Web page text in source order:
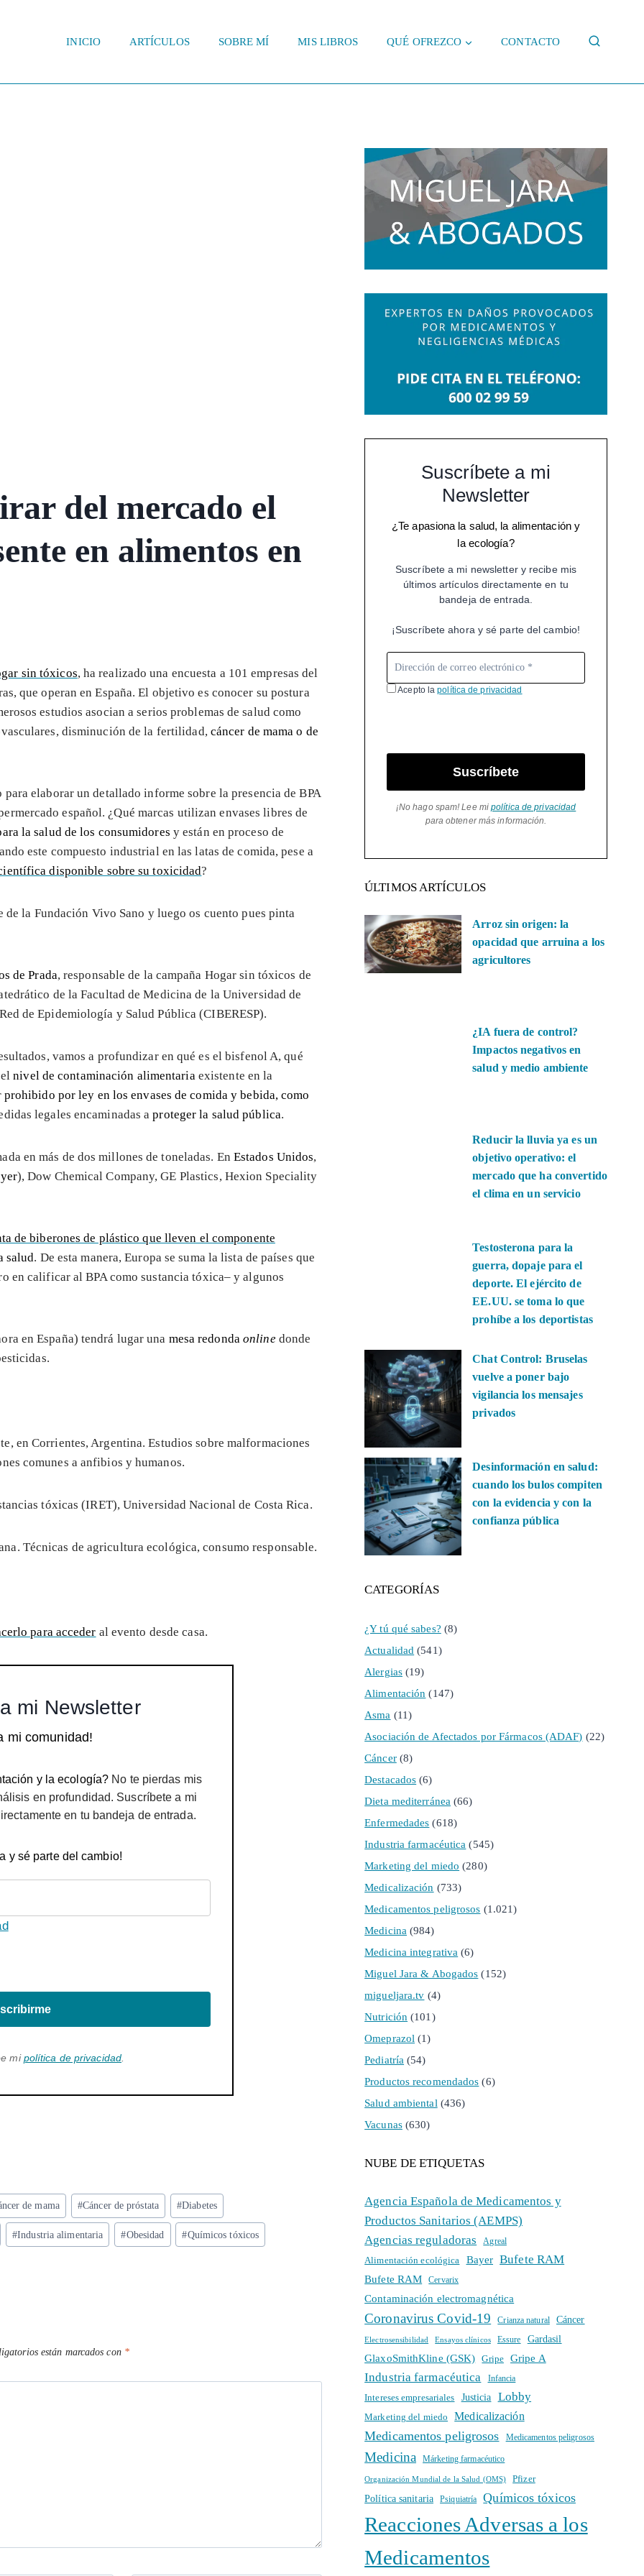
INICIO ARTÍCULOS SOBRE MÍ MIS LIBROS QUÉ OFREZCO CONTACTO
del mercado el
en alimentos en
sin tóxicos, ha realizado una encuesta a 101 empresas del
que operan en España. El objetivo es conocer su postura
estudios asocian a serios problemas de salud como
disminución de la fertilidad, cáncer de mama o de
para elaborar un detallado informe sobre la presencia de BPA
español. ¿Qué marcas utilizan envases libres de
la salud de los consumidores y están en proceso de
este compuesto industrial en las latas de comida, pese a
disponible sobre su toxicidad?
la Fundación Vivo Sano y luego os cuento pues pinta
de Prada, responsable de la campaña Hogar sin tóxicos de
de la Facultad de Medicina de la Universidad de
de Epidemiología y Salud Pública (CIBERESP).
vamos a profundizar en qué es el bisfenol A, qué
elnivel de contaminación alimentariaexistente en la
prohibido por ley en los envases de comida y bebida, como
legales encaminadas aproteger la salud pública.
en más de dos millones de toneladas. En Estados Unidos,
), Dow Chemical Company, GE Plastics, Hexion Speciality
de biberones de plástico que lleven el componente
salud. De esta manera, Europa se suma la lista de países que
en calificar al BPA como sustancia tóxica– y algunos
en España) tendrá lugar una mesa redonda onlinedonde
en Corrientes, Argentina. Estudios sobre malformaciones
comunes a anfibios y humanos.
tóxicas (IRET), Universidad Nacional de Costa Rica.
Técnicas de agricultura ecológica, consumo responsable.
para acceder al evento desde casa.
mi Newsletter
mi comunidad!
y la ecología? No te pierdas mis
en profundidad. Suscríbete a mi
en tu bandeja de entrada.
y sé parte del cambio!
mipolítica de privacidad
de mama #Cáncer de próstata #Diabetes
#Industria alimentaria #Obesidad #Químicos tóxicos
están marcados con *
Suscríbete a mi
Newsletter
¿Te apasiona la salud, la alimentación y
la ecología?
Suscríbete a mi newsletter y recibe mis
últimos artículos directamente en tu
bandeja de entrada.
¡Suscríbete ahora y sé parte del cambio!
Acepto lapolítica de privacidad
Suscríbete
¡No hago spam! Lee mipolítica de privacidad
para obtener más información.
ÚLTIMOS ARTÍCULOS
Arroz sin origen: la
opacidad que arruina a los
agricultores
¿IA fuera de control?
Impactos negativos en
salud y medio ambiente
Reducir la lluvia ya es un
objetivo operativo: el
mercado que ha convertido
el clima en un servicio
Testosterona para la
guerra, dopaje para el
deporte. El ejército de
EE.UU. se toma lo que
prohíbe a los deportistas
Chat Control: Bruselas
vuelve a poner bajo
vigilancia los mensajes
privados
Desinformación en salud:
cuando los bulos compiten
con la evidencia y con la
confianza pública
CATEGORÍAS
¿Y tú qué sabes? (8)
Actualidad (541)
Alergias(19)
Alimentación (147)
Asma (11)
Asociación de Afectados por Fármacos (ADAF) (22)
Cáncer(8)
Destacados (6)
Dieta mediterránea (66)
Enfermedades (618)
Industria farmacéutica (545)
Marketing del miedo (280)
Medicalización (733)
Medicamentos peligrosos (1.021)
Medicina (984)
Medicina integrativa (6)
Miguel Jara & Abogados (152)
migueljara.tv (4)
Nutrición (101)
Omeprazol (1)
Pediatría (54)
Productos recomendados (6)
Salud ambiental (436)
Vacunas(630)
NUBE DE ETIQUETAS
Agencia Española de Medicamentos y
Productos Sanitarios (AEMPS)
Agencias reguladoras
Agreal
Alimentación ecológica Bayer Bufete RAM
Bufete RAM Cervarix
Contaminación electromagnética
Coronavirus Covid-19 Crianza natural Cáncer
Electrosensibilidad Ensayos clínicos Essure Gardasil
GlaxoSmithKline (GSK) Gripe Gripe A
Industria farmacéutica Infancia
Intereses empresariales Justicia Lobby
Marketing del miedo Medicalización
Medicamentos peligrosos Medicamentos peligrosos
Medicina Márketing farmacéutico
Organización Mundial de la Salud (OMS) Pfizer
Política sanitaria Psiquiatría Químicos tóxicos
Reacciones Adversas a los
Medicamentos